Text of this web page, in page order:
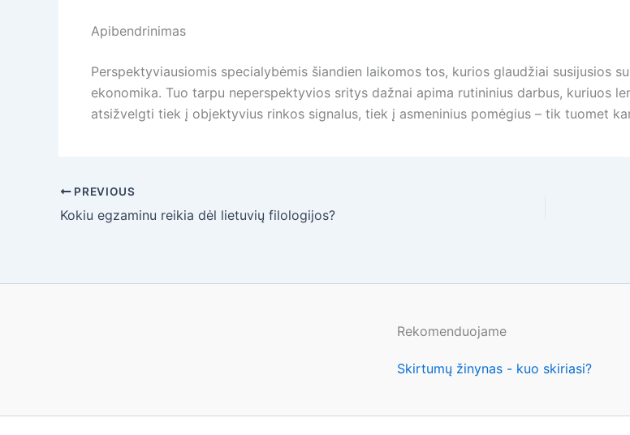
Apibendrinimas
Perspektyviausiomis specialybėmis šiandien laikomos tos, kurios glaudžiai susijusios
ekonomika. Tuo tarpu neperspektyvios sritys dažnai apima rutininius darbus, kuriuos
atsižvelgti tiek į objektyvius rinkos signalus, tiek į asmeninius pomėgius – tik tuomet
PREVIOUS
Kokiu egzaminu reikia dėl lietuvių filologijos?
Rekomenduojame
Skirtumų žinynas - kuo skiriasi?